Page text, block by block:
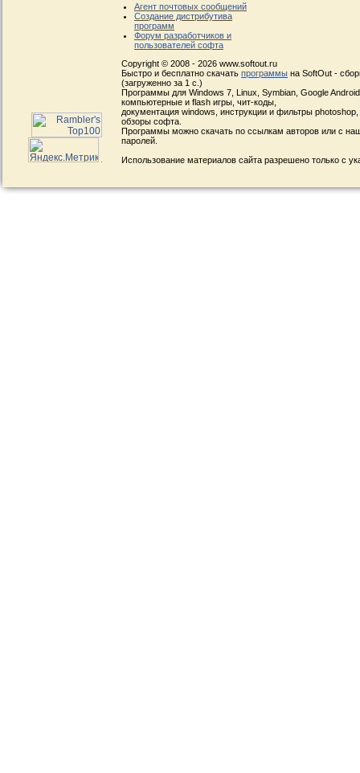
Агент почтовых сообщений
Создание дистрибутива
программ
Форум разработчиков и
пользователей софта
Copyright © 2008 - 2026 www.softout.ru
Быстро и бесплатно скачать программы на SoftOut -
(загруженно за 1 с.)
Программы для Windows 7, Linux, Symbian, Google
компьютерные и flash игры, чит-коды,
документация windows, инструкции и фильтры
обзоры софта.
Программы можно скачать по ссылкам авторов или с
паролей.
Использование материалов сайта разрешено только с